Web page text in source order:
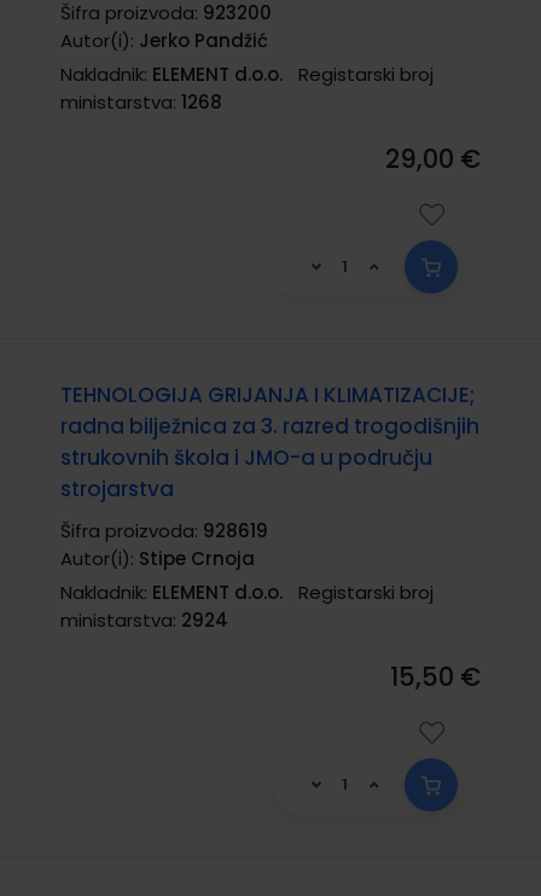
Šifra proizvoda: 923200
Autor(i): Jerko Pandžić
Nakladnik: ELEMENT d.o.o.
Registarski broj
ministarstva: 1268
29,00 €
TEHNOLOGIJA GRIJANJA I KLIMATIZACIJE;
radna bilježnica za 3. razred trogodišnjih
strukovnih škola i JMO-a u području
strojarstva
Šifra proizvoda: 928619
Autor(i): Stipe Crnoja
Nakladnik: ELEMENT d.o.o.
Registarski broj
ministarstva: 2924
15,50 €